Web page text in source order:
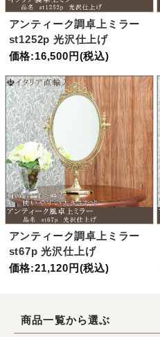
アンティーク調卓上ミラー
st1252p 光沢仕上げ
価格:16,500円(税込)
アンティーク調卓上ミラー
st67p 光沢仕上げ
価格:21,120円(税込)
商品一覧から選ぶ